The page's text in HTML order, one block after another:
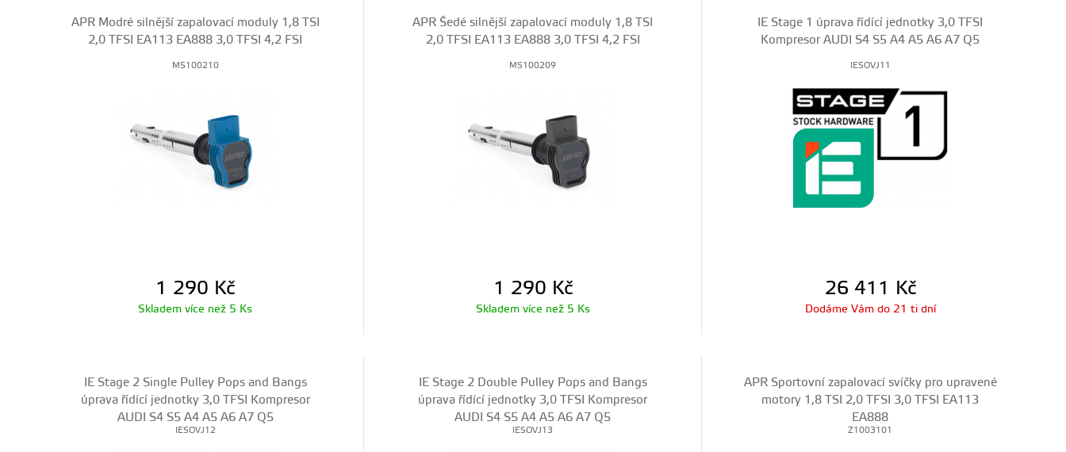
APR Modré silnější zapalovací moduly 1,8 TSI
2,0 TFSI EA113 EA888 3,0 TFSI 4,2 FSI
MS100210
1 290 Kč
Skladem více než 5 Ks
APR Šedé silnější zapalovací moduly 1,8 TSI
2,0 TFSI EA113 EA888 3,0 TFSI 4,2 FSI
MS100209
1 290 Kč
Skladem více než 5 Ks
IE Stage 1 úprava řídící jednotky 3,0 TFSI
Kompresor AUDI S4 S5 A4 A5 A6 A7 Q5
IESOVJ11
26 411 Kč
Dodáme Vám do 21 ti dní
IE Stage 2 Single Pulley Pops and Bangs
úprava řídící jednotky 3,0 TFSI Kompresor
AUDI S4 S5 A4 A5 A6 A7 Q5
IESOVJ12
IE Stage 2 Double Pulley Pops and Bangs
úprava řídící jednotky 3,0 TFSI Kompresor
AUDI S4 S5 A4 A5 A6 A7 Q5
IESOVJ13
APR Sportovní zapalovací svíčky pro upravené
motory 1,8 TSI 2,0 TFSI 3,0 TFSI EA113
EA888
Z1003101